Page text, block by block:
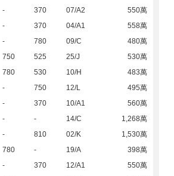
- 370 07/A2
550萬
- 370 04/A1
558萬
- 780 09/C
480萬
750 525 25/J
530萬
780 530 10/H
483萬
- 750 12/L
495萬
- 370 10/A1
560萬
- - 14/C
1,268萬
- 810 02/K
1,530萬
780 - 19/A
398萬
- 370 12/A1
550萬